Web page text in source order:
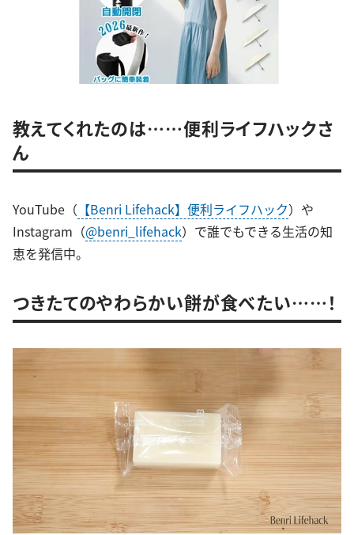
教えてくれたのは……便利ライフハックさ
ん
YouTube（ 【Benri Lifehack】便利ライフハック）や
Instagram（@benri_lifehack）で誰でもできる生活の知
恵を発信中。
つきたてのやわらかい餅が食べたい……！